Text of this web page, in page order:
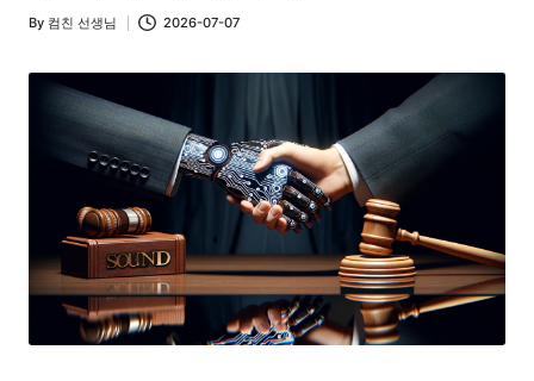
는
곳
Posted
By 컴친 선생님 2026-07-07